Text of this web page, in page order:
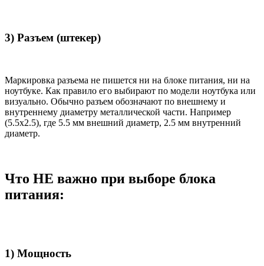
3) Разъем (штекер)
Маркировка разъема не пишется ни на блоке питания, ни на
ноутбуке. Как правило его выбирают по модели ноутбука или
визуально. Обычно разъем обозначают по внешнему и
внутреннему диаметру металлической части. Например
(5.5x2.5), где 5.5 мм внешний диаметр, 2.5 мм внутренний
диаметр.
Что НЕ важно при выборе блока
питания:
1) Мощность